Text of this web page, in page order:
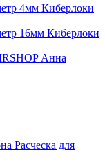
Киберлоки
Киберлоки
Анна
Расческа для